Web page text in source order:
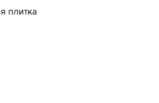
плитка